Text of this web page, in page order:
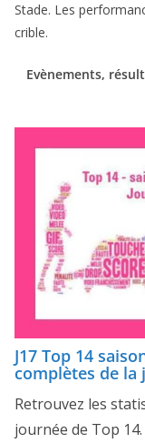
Stade. Les
crible.
Evènements,
J17 Top 14
complètes de la
Retrouvez les
journée de Top